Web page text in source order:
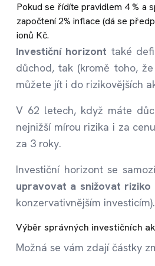
Pokud se řídíte pravidlem 4 % a
započtení 2% inflace (dá se
ionů Kč.
Investiční horizont také
důchod, tak (kromě toho,
můžete jít i do rizikovějších
V 62 letech, když máte
nejnižší mírou rizika i za
za 3 roky.
Investiční horizont se
upravovat a snižovat riziko
konzervativnějším investicím).
Výběr správných investičních
Možná se vám zdají částky